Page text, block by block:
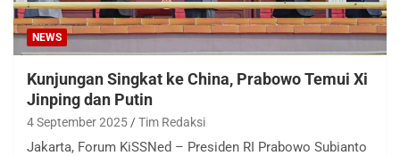
NEWS
Kunjungan Singkat ke China, Prabowo Temui Xi
Jinping dan Putin
4 September 2025 Tim Redaksi
Jakarta, Forum KiSSNed – Presiden RI Prabowo Subianto